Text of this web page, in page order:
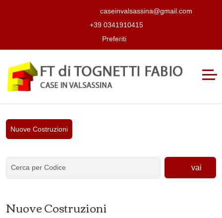
caseinvalsassina@gmail.com
+39 0341910415
Preferiti
Nuove Costruzioni
vai
Nuove Costruzioni